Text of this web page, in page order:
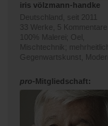
iris völzmann-handke
Deutschland, seit 2011
33 Werke, 5 Kommentare
100% Malerei; Oel,
Mischtechnik;
Gegenwartskunst,
pro-Mitgliedschaft: